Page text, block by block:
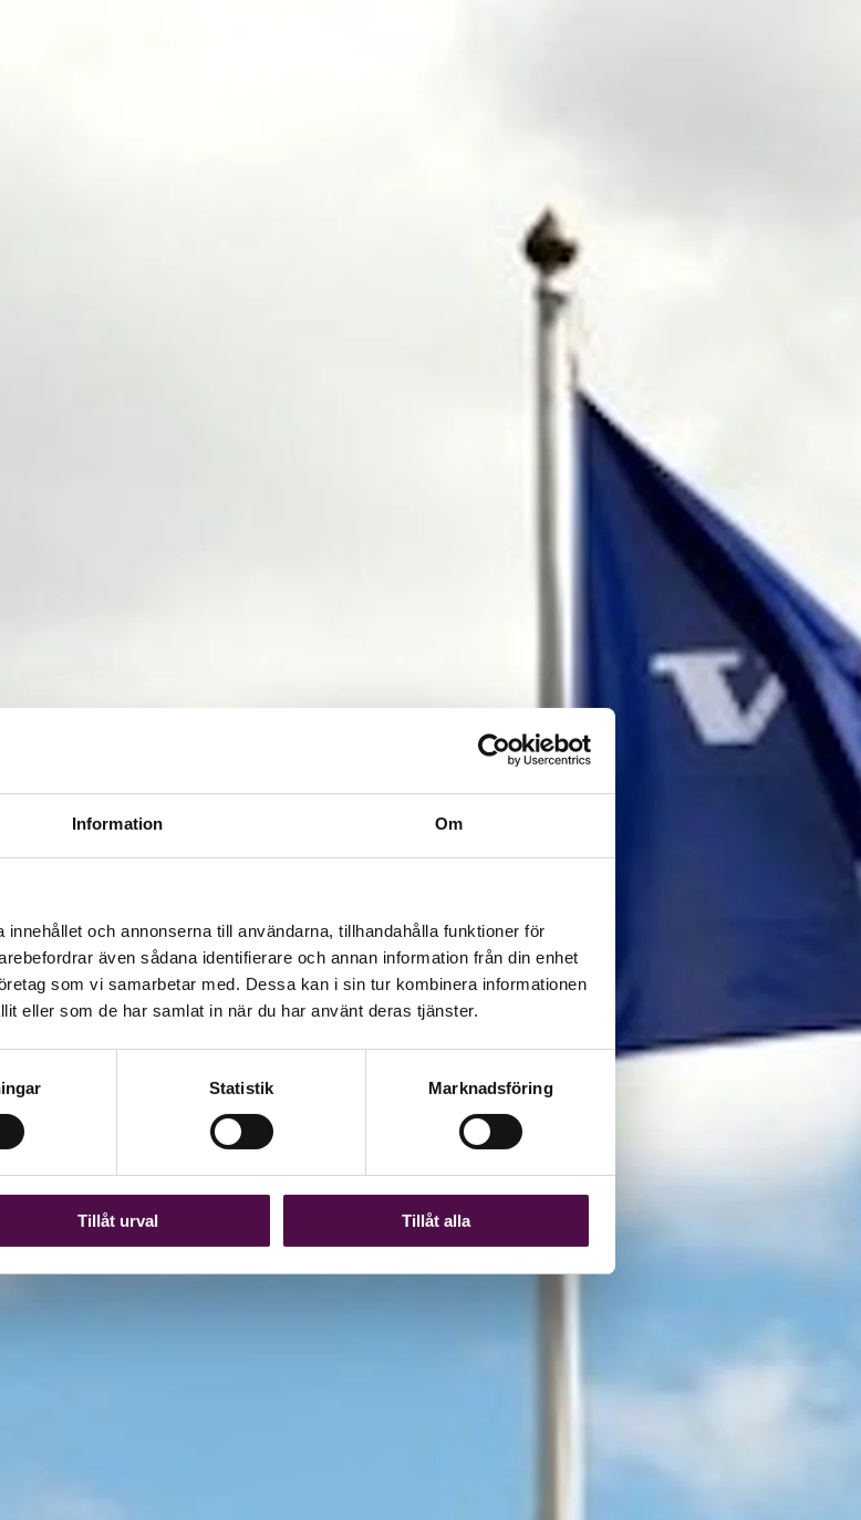
Information Om
och annonserna till användarna, tillhandahålla funktioner för
även sådana identifierare och annan information från din enhet
som vi samarbetar med. Dessa kan i sin tur kombinera informationen
eller som de har samlat in när du har använt deras tjänster.
Statistik Marknadsföring
Tillåt urval Tillåt alla